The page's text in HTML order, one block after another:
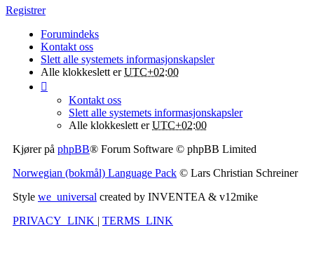
Registrer
Forumindeks
Kontakt oss
Slett alle systemets informasjonskapsler
Alle klokkeslett erUTC+02:00
Kontakt oss
Slett alle systemets informasjonskapsler
Alle klokkeslett erUTC+02:00
Kjører på phpBB® Forum Software © phpBB Limited
Norwegian (bokmål) Language Pack © Lars Christian Schreiner
Style we_universal created by INVENTEA & v12mike
PRIVACY_LINK | TERMS_LINK